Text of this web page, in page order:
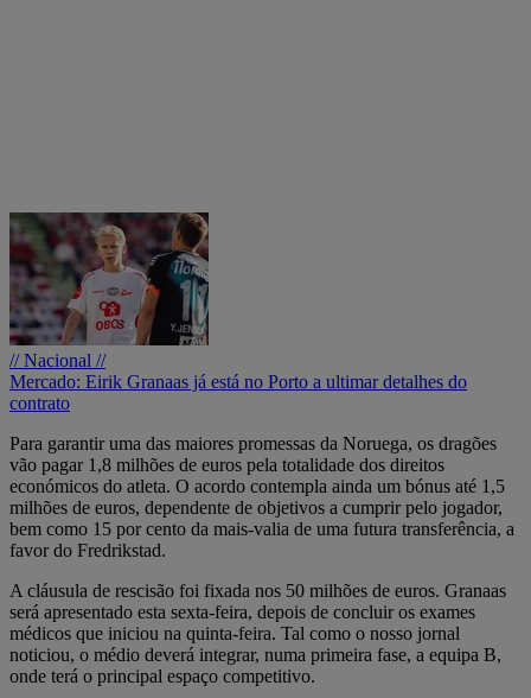
// Nacional //
Mercado: Eirik Granaas já está no Porto a ultimar detalhes do
contrato
Para garantir uma das maiores promessas da Noruega, os dragões
vão pagar 1,8 milhões de euros pela totalidade dos direitos
económicos do atleta. O acordo contempla ainda um bónus até 1,5
milhões de euros, dependente de objetivos a cumprir pelo jogador,
bem como 15 por cento da mais-valia de uma futura transferência, a
favor do Fredrikstad.
A cláusula de rescisão foi fixada nos 50 milhões de euros. Granaas
será apresentado esta sexta-feira, depois de concluir os exames
médicos que iniciou na quinta-feira. Tal como o nosso jornal
noticiou, o médio deverá integrar, numa primeira fase, a equipa B,
onde terá o principal espaço competitivo.